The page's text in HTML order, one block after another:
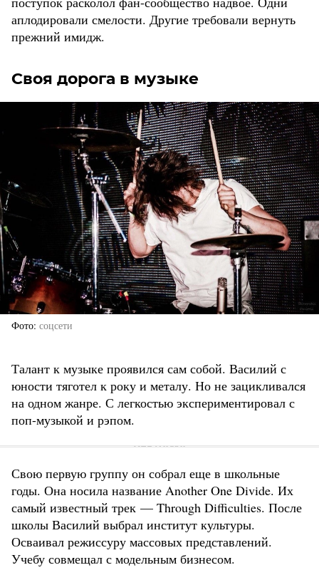
аплодировали смелости. Другие требовали вернуть
прежний имидж.
Своя дорога в музыке
Фото соцсети
Талант к музыке проявился сам собой. Василий с
юности тяготел к року и металу. Но не зацикливался
на одном жанре. С легкостью экспериментировал с
поп-музыкой и рэпом.
Свою первую группу он собрал еще в школьные
годы. Она носила название Another One Divide. Их
самый известный трек — Through Difficulties. После
школы Василий выбрал институт культуры.
Осваивал режиссуру массовых представлений.
Учебу совмещал с модельным бизнесом.